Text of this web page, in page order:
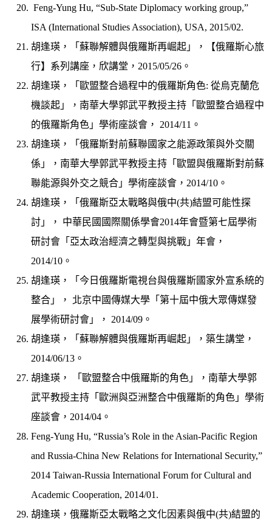
Feng-Yung Hu, “Sub-State Diplomacy working group,”
ISA (International Studies Association), USA, 2015/02.
胡逢瑛，「蘇聯解體與俄羅斯再崛起」，【俄羅斯心旅
行】系列講座，欣講堂，2015/05/26。
胡逢瑛，「歐盟整合過程中的俄羅斯角色: 從烏克蘭危
機談起」，南華大學郭武平教授主持「歐盟整合過程中
的俄羅斯角色」學術座談會， 2014/11。
胡逢瑛，「俄羅斯對前蘇聯國家之能源政策與外交關
係」，南華大學郭武平教授主持「歐盟與俄羅斯對前蘇
聯能源與外交之競合」學術座談會，2014/10。
胡逢瑛，「俄羅斯亞太戰略與俄中(共)結盟可能性探
討」， 中華民國國際關係學會2014年會暨第七屆學術
研討會「亞太政治經濟之轉型與挑戰」年會，
2014/10。
胡逢瑛，「今日俄羅斯電視台與俄羅斯國家外宣系統的
整合」， 北京中國傳媒大學「第十屆中俄大眾傳媒發
展學術研討會」， 2014/09。
胡逢瑛，「蘇聯解體與俄羅斯再崛起」，築生講堂，
2014/06/13。
胡逢瑛， 「歐盟整合中俄羅斯的角色」，南華大學郭
武平教授主持「歐洲與亞洲整合中俄羅斯的角色」學術
座談會，2014/04。
Feng-Yung Hu, “Russia’s Role in the Asian-Pacific Region
and Russia-China New Relations for International Security,”
2014 Taiwan-Russia International Forum for Cultural and
Academic Cooperation, 2014/01.
胡逢瑛，俄羅斯亞太戰略之文化因素與俄中(共)結盟的